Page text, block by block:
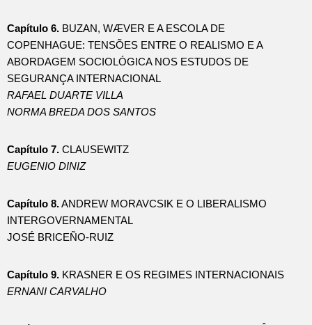
Capítulo 6. BUZAN, WÆVER E A ESCOLA DE
COPENHAGUE: TENSÕES ENTRE O REALISMO E A
ABORDAGEM SOCIOLÓGICA NOS ESTUDOS DE
SEGURANÇA INTERNACIONAL
RAFAEL DUARTE VILLA
NORMA BREDA DOS SANTOS
Capítulo 7. CLAUSEWITZ
EUGENIO DINIZ
Capítulo 8.ANDREW MORAVCSIK E O LIBERALISMO
INTERGOVERNAMENTAL
JOSÉ BRICEÑO-RUIZ
Capítulo 9. KRASNER E OS REGIMES INTERNACIONAIS
ERNANI CARVALHO